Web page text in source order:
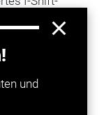
und
Womit die
schwereLKW
beim
der Lkw